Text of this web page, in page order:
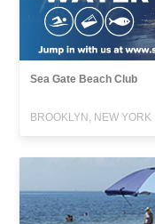
Sea Gate Beach Club
BROOKLYN, NEW YORK